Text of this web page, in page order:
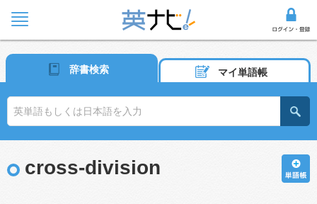
辞書検索 マイ単語帳
cross-division